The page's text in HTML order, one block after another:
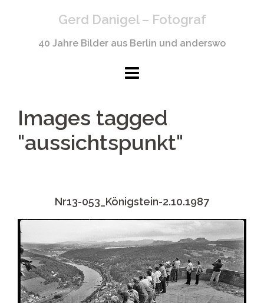
Gerd Danigel – Fotograf
40 Jahre Bilder aus Berlin und anderswo
Images tagged
"aussichtspunkt"
Nr13-053_Königstein-2.10.1987